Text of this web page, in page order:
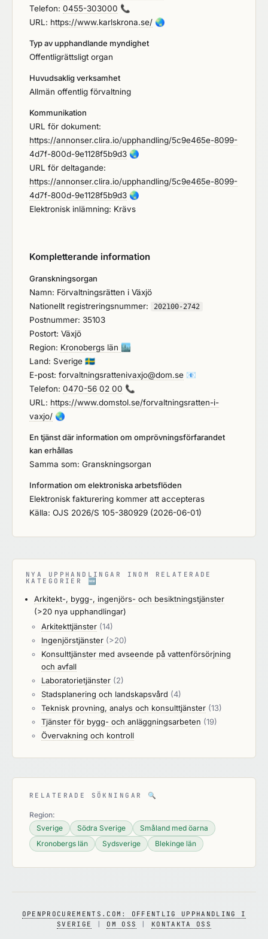
Telefon: 0455-303000 📞
URL: https://www.karlskrona.se/ 🌏
Typ av upphandlande myndighet
Offentligrättsligt organ
Huvudsaklig verksamhet
Allmän offentlig förvaltning
Kommunikation
URL för dokument:
https://annonser.clira.io/upphandling/5c9e465e-8099-
4d7f-800d-9e1128f5b9d3 🌏
URL för deltagande:
https://annonser.clira.io/upphandling/5c9e465e-8099-
4d7f-800d-9e1128f5b9d3 🌏
Elektronisk inlämning: Krävs
Kompletterande information
Granskningsorgan
Namn: Förvaltningsrätten i Växjö
Nationellt registreringsnummer:
202100-2742
Postnummer: 35103
Postort: Växjö
Region: Kronobergs län 🏙️
Land: Sverige 🇸🇪
E-post: forvaltningsrattenivaxjo@dom.se 📧
Telefon: 0470-56 02 00 📞
URL: https://www.domstol.se/forvaltningsratten-i-
vaxjo/ 🌏
En tjänst där information om omprövningsförfarandet
kan erhållas
Samma som: Granskningsorgan
Information om elektroniska arbetsflöden
Elektronisk fakturering kommer att accepteras
Källa: OJS 2026/S 105-380929 (2026-06-01)
NYA UPPHANDLINGAR INOM RELATERADE
KATEGORIER 🆕
Arkitekt-, bygg-, ingenjörs- och besiktningstjänster
(>20 nya upphandlingar)
Arkitekttjänster (14)
Ingenjörstjänster (>20)
Konsulttjänster med avseende på vattenförsörjning
och avfall
Laboratorietjänster (2)
Stadsplanering och landskapsvård (4)
Teknisk provning, analys och konsulttjänster (13)
Tjänster för bygg- och anläggningsarbeten (19)
Övervakning och kontroll
RELATERADE SÖKNINGAR 🔍
Region:
Sverige
Södra Sverige
Småland med öarna
Kronobergs län
Sydsverige Blekinge län
OPENPROCUREMENTS.COM: OFFENTLIG UPPHANDLING I
SVERIGE
| OM OSS | KONTAKTA OSS